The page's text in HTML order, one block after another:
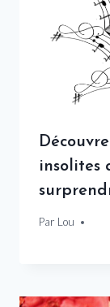
insolites
Par Lou
4 décembre